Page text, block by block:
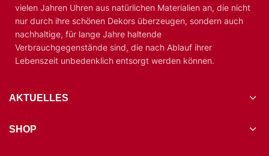
vielen Jahren Uhren aus natürlichen Materialien an, die nicht
nur durch ihre schönen Dekors überzeugen, sondern auch
nachhaltige, für lange Jahre haltende
Verbrauchgegenstände sind, die nach Ablauf ihrer
Lebenszeit unbedenklich entsorgt werden können.
AKTUELLES
SHOP